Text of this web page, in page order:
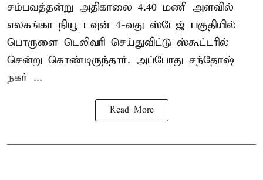
சம்பவத்தன்று அதிகாலை 4.40 மணி அளவில்
எலகங்கா நியூ டவுன் 4-வது ஸ்டேஜ் பகுதியில்
பொருளை டெலிவரி செய்துவிட்டு ஸ்கூட்டரில்
சென்று கொண்டிருந்தார். அப்போது சந்தோஷ்
நகர் ...
Read More